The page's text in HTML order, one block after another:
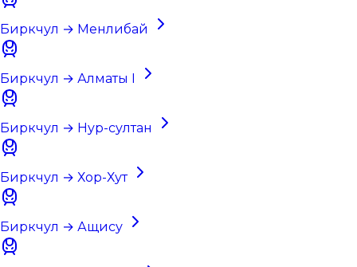
Биркчул → Менлибай
Биркчул → Алматы I
Биркчул → Нур-султан
Биркчул → Хор-Хут
Биркчул → Ащису